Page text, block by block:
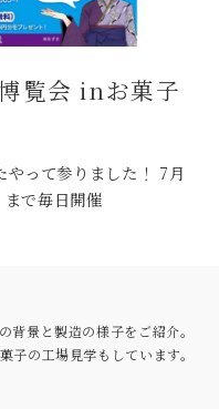
覧会 inお菓子
って参りました！ 7月
で毎日開催
背景と製造の様子をご紹介。
子の工場見学もしています。